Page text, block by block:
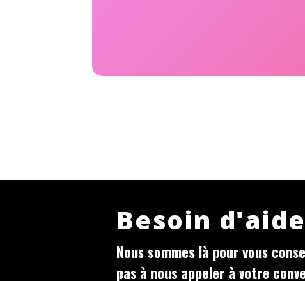
Besoin d'aide
Nous sommes là pour vous
pas à nous appeler à votre